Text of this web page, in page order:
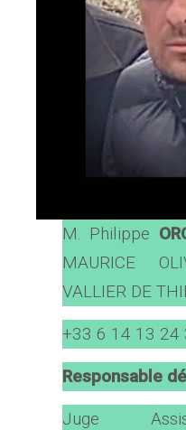
M. Philippe
MAURICE
VALLIER DE
+33 6 14 13 24
Responsable
Juge